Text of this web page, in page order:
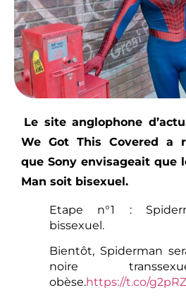
Le site anglophone
We Got This Covered a
que Sony envisageait que
Man soit bisexuel.
Etape n°1 :
bissexuel.
Bientôt, Spiderman
noire
obèse.https://t.co/